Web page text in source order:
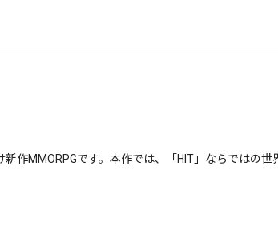
作MMORPGです。本作では、「HIT」ならではの世